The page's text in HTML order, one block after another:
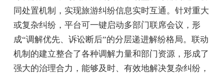
同处置机制，实现旅游纠纷信息实时互通。针对重大
或复杂纠纷，平台可一键启动多部门联席会议，形
成“调解优先、诉讼断后”的分层递进解纷格局。联动
机制的建立整合了各种调解力量和部门资源，形成了
强大的治理合力，能够及时、有效地解决复杂纠纷，